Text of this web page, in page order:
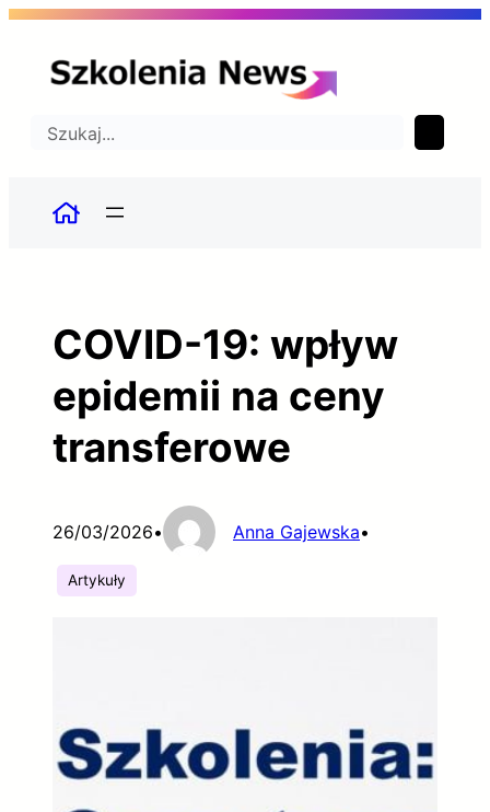
Przejdź
Szukaj
COVID-19: wpływ
epidemii na ceny
transferowe
26/03/2026• Anna Gajewska•
Artykuły